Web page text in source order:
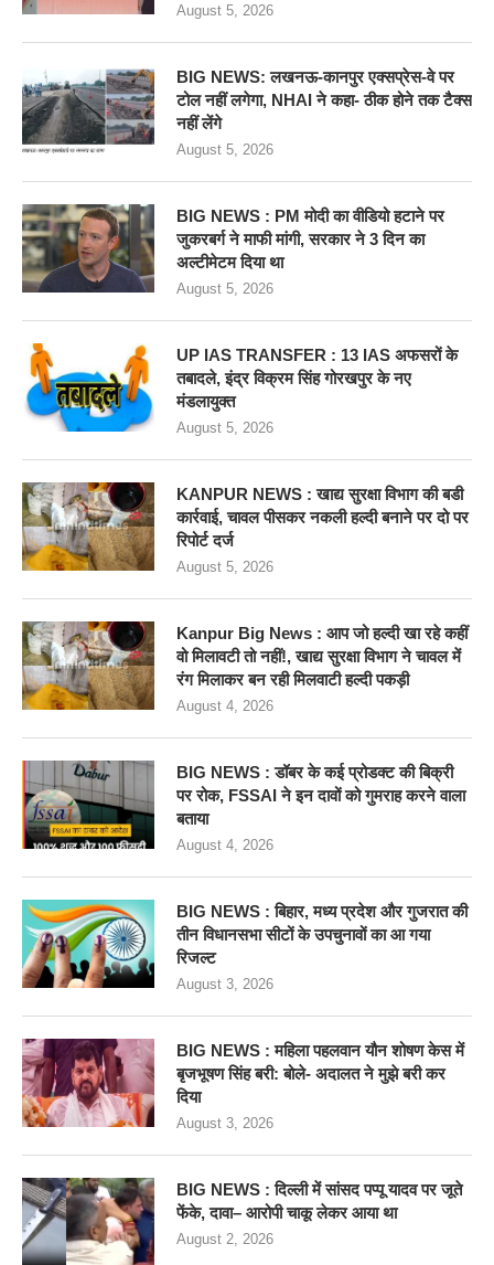
August 5, 2026
BIG NEWS: लखनऊ-कानपुर एक्सप्रेस-वे पर
टोल नहीं लगेगा, NHAI ने कहा- ठीक होने तक टैक्स
नहीं लेंगे
August 5, 2026
BIG NEWS : PM मोदी का वीडियो हटाने पर
जुकरबर्ग ने माफी मांगी, सरकार ने 3 दिन का
अल्टीमेटम दिया था
August 5, 2026
UP IAS TRANSFER : 13 IAS अफसरों के
तबादले, इंद्र विक्रम सिंह गोरखपुर के नए
मंडलायुक्त
August 5, 2026
KANPUR NEWS : खाद्य सुरक्षा विभाग की बडी
कार्रवाई, चावल पीसकर नकली हल्दी बनाने पर दो पर
रिपोर्ट दर्ज
August 5, 2026
Kanpur Big News : आप जो हल्दी खा रहे कहीं
वो मिलावटी तो नहीं!, खाद्य सुरक्षा विभाग ने चावल में
रंग मिलाकर बन रही मिलवाटी हल्दी पकड़ी
August 4, 2026
BIG NEWS : डॉबर के कई प्रोडक्ट की बिक्री
पर रोक, FSSAI ने इन दावों को गुमराह करने वाला
बताया
August 4, 2026
BIG NEWS : बिहार, मध्य प्रदेश और गुजरात की
तीन विधानसभा सीटों के उपचुनावों का आ गया
रिजल्ट
August 3, 2026
BIG NEWS : महिला पहलवान यौन शोषण केस में
बृजभूषण सिंह बरी: बोले- अदालत ने मुझे बरी कर
दिया
August 3, 2026
BIG NEWS : दिल्ली में सांसद पप्पू यादव पर जूते
फेंके, दावा– आरोपी चाकू लेकर आया था
August 2, 2026